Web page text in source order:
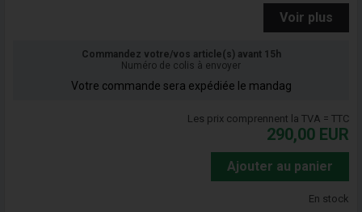
Voir plus
Commandez votre/vos article(s) avant 15h
Numéro de colis à envoyer
Votre commande sera expédiée le mandag
Les prix comprennent la TVA = TTC
290,00 EUR
Ajouter au panier
En stock